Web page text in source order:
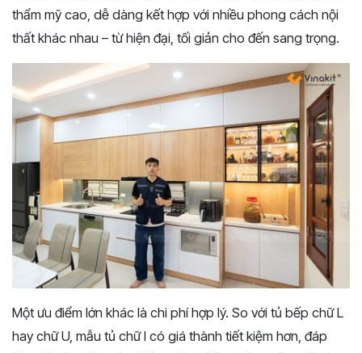
thẩm mỹ cao, dễ dàng kết hợp với nhiều phong cách nội
thất khác nhau – từ hiện đại, tối giản cho đến sang trọng.
Một ưu điểm lớn khác là chi phí hợp lý. So với tủ bếp chữ L
hay chữ U, mẫu tủ chữ I có giá thành tiết kiệm hơn, đáp